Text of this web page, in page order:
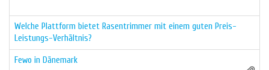
Welche Plattform bietet Rasentrimmer mit einem guten Preis-
Leistungs-Verhältnis?
Fewo in Dänemark